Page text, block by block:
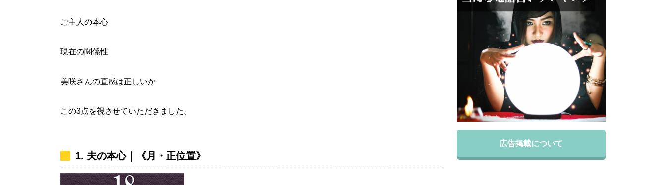
ご主人の本心
現在の関係性
美咲さんの直感は正しいか
この3点を視させていただきました。
1. 夫の本心｜《月・正位置》
広告掲載について